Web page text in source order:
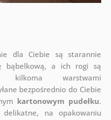
dla Ciebie są starannie
bąbelkową, a ich rogi są
kilkoma warstwami
bezpośrednio do Ciebie
kartonowym pudełku.
na opakowaniu